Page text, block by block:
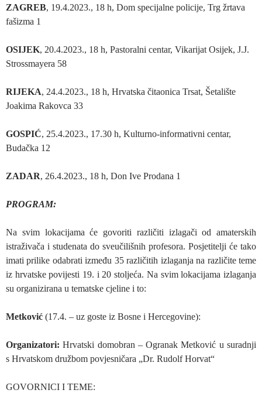
ZAGREB, 19.4.2023., 18 h, Dom specijalne policije, Trg žrtava
fašizma 1
OSIJEK, 20.4.2023., 18 h, Pastoralni centar, Vikarijat Osijek, J.J.
Strossmayera 58
RIJEKA, 24.4.2023., 18 h, Hrvatska čitaonica Trsat, Šetalište
Joakima Rakovca 33
GOSPIĆ, 25.4.2023., 17.30 h, Kulturno-informativni centar,
Budačka 12
ZADAR, 26.4.2023., 18 h, Don Ive Prodana 1
PROGRAM:
Na svim lokacijama će govoriti različiti izlagači od amaterskih
istraživača i studenata do sveučilišnih profesora. Posjetitelji će tako
imati prilike odabrati između 35 različitih izlaganja na različite teme
iz hrvatske povijesti 19. i 20 stoljeća. Na svim lokacijama izlaganja
su organizirana u tematske cjeline i to:
Metković (17.4. – uz goste iz Bosne i Hercegovine):
Organizatori: Hrvatski domobran – Ogranak Metković u suradnji
s Hrvatskom družbom povjesničara „Dr. Rudolf Horvat“
GOVORNICI I TEME: